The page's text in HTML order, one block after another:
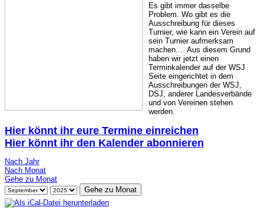
Es gibt immer dasselbe
Problem. Wo gibt es die
Ausschreibung für dieses
Turnier, wie kann ein Verein auf
sein Turnier aufmerksam
machen.... Aus diesem Grund
haben wir jetzt einen
Terminkalender auf der WSJ
Seite eingerichtet in dem
Ausschreibungen der WSJ,
DSJ, anderer Landesverbände
und von Vereinen stehen
werden.
Hier könnt ihr eure Termine einreichen
Hier könnt ihr den Kalender abonnieren
Nach Jahr
Nach Monat
Gehe zu Monat
Gehe zu Monat